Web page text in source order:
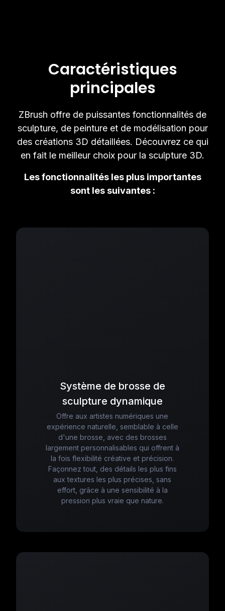
Caractéristiques
principales
ZBrush offre de puissantes fonctionnalités de
sculpture, de peinture et de modélisation pour
des créations 3D détaillées. Découvrez ce qui
en fait le meilleur choix pour la sculpture 3D.
Les fonctionnalités les plus importantes
sont les suivantes :
Système de brosse de
sculpture dynamique
Offre aux artistes numériques une
expérience naturelle, semblable à celle
d'une brosse, avec des brosses
largement personnalisables qui offrent à
la fois flexibilité créative et précision.
Façonnez tout, des détails les plus fins
aux textures les plus précises, sans
effort, grâce à une sensibilité à la
pression plus vraie que nature.